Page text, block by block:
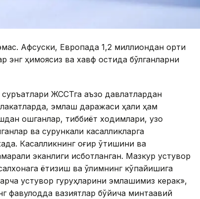
Афсуски, Европада 1,2 миллиондан ортиқ
энг ҳимоясиз ва хавф остида бўлганларни
ЖССТга аъзо давлатлардан
эмлаш даражаси ҳали ҳам
ошганлар, тиббиёт ходимлари, узоқ
ва сурункали касалликларга
Касалликнинг оғир ўтишини ва
эканлиги исботланган. Мазкур устувор
ётқизиш ва ўлимнинг кўпайишига
устувор гуруҳларини эмлашимиз керак»,
фавқулодда вазиятлар бўйича минтақавий